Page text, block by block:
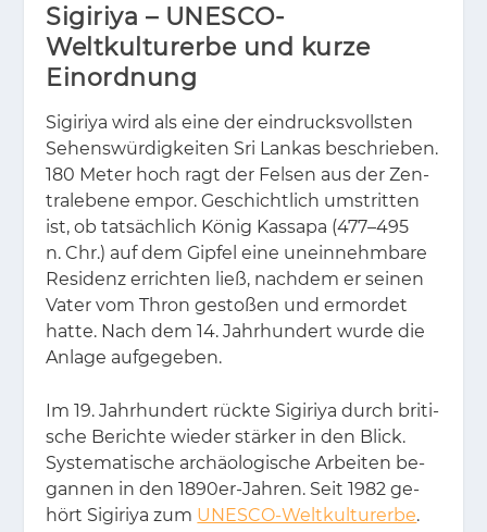
Sigiriya – UNESCO-
Weltkulturerbe und kurze
Einordnung
Si­gi­riya wird als eine der ein­drucks­volls­ten
Se­hens­wür­dig­kei­ten Sri Lan­kas be­schrie­ben.
180 Me­ter hoch ragt der Fel­sen aus der Zen­
tra­l­ebe­ne em­por. Ge­schicht­lich um­strit­ten
ist, ob tat­säch­lich Kö­nig Kas­sa­pa (477–495
n. Chr.) auf dem Gip­fel eine un­ein­nehm­ba­re
Re­si­denz er­rich­ten ließ, nach­dem er sei­nen
Va­ter vom Thron ge­sto­ßen und er­mor­det
hat­te. Nach dem 14. Jahr­hun­dert wur­de die
An­la­ge auf­ge­ge­ben.
Im 19. Jahr­hun­dert rück­te Si­gi­riya durch bri­ti­
sche Be­rich­te wie­der stär­ker in den Blick.
Sys­te­ma­ti­sche ar­chäo­lo­gi­sche Ar­bei­ten be­
gan­nen in den 1890er-Jah­ren. Seit 1982 ge­
hört Si­gi­riya zum UNESCO-Weltkulturerbe.